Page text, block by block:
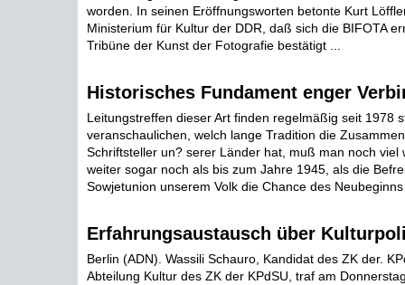
worden. In seinen Eröffnungsworten betonte Kurt
Ministerium für Kultur der DDR, daß sich die BIFOTA
Tribüne der Kunst der Fotografie bestätigt ...
Historisches Fundament enger
Leitungstreffen dieser Art finden regelmäßig seit 1978
veranschaulichen, welch lange Tradition die
Schriftsteller un? serer Länder hat, muß man noch viel
weiter sogar noch als bis zum Jahre 1945, als die
Sowjetunion unserem Volk die Chance des
Erfahrungsaustausch über
Berlin (ADN). Wassili Schauro, Kandidat des ZK der.
Abteilung Kultur des ZK der KPdSU, traf am